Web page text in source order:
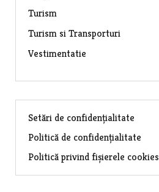
Turism
Turism si Transporturi
Vestimentatie
Setări de confidențialitate
Politică de confidențialitate
Politică privind fișierele cookies